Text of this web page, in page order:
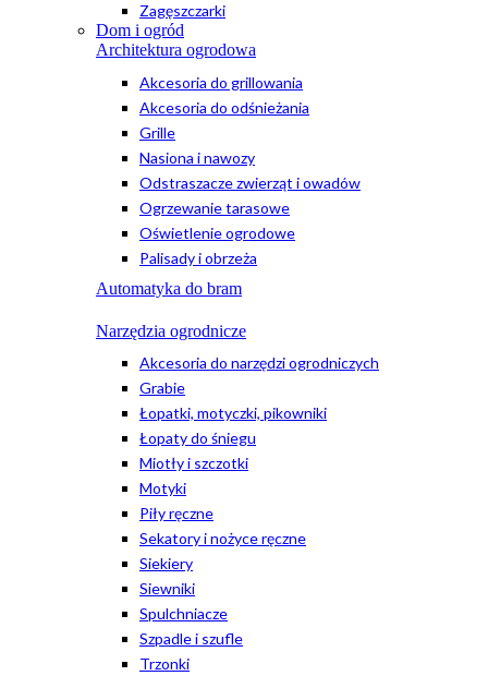
Zagęszczarki
Dom i ogród
Architektura ogrodowa
Akcesoria do grillowania
Akcesoria do odśnieżania
Grille
Nasiona i nawozy
Odstraszacze zwierząt i owadów
Ogrzewanie tarasowe
Oświetlenie ogrodowe
Palisady i obrzeża
Automatyka do bram
Narzędzia ogrodnicze
Akcesoria do narzędzi ogrodniczych
Grabie
Łopatki, motyczki, pikowniki
Łopaty do śniegu
Miotły i szczotki
Motyki
Piły ręczne
Sekatory i nożyce ręczne
Siekiery
Siewniki
Spulchniacze
Szpadle i szufle
Trzonki